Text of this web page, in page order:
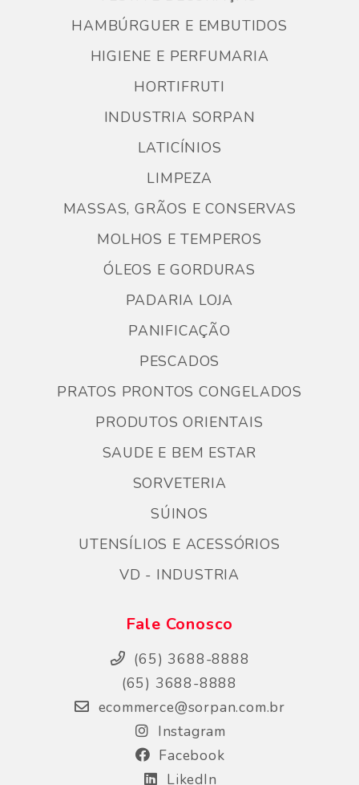
HAMBÚRGUER E EMBUTIDOS
HIGIENE E PERFUMARIA
HORTIFRUTI
INDUSTRIA SORPAN
LATICÍNIOS
LIMPEZA
MASSAS, GRÃOS E CONSERVAS
MOLHOS E TEMPEROS
ÓLEOS E GORDURAS
PADARIA LOJA
PANIFICAÇÃO
PESCADOS
PRATOS PRONTOS CONGELADOS
PRODUTOS ORIENTAIS
SAUDE E BEM ESTAR
SORVETERIA
SÚINOS
UTENSÍLIOS E ACESSÓRIOS
VD - INDUSTRIA
Fale Conosco
(65) 3688-8888
(65) 3688-8888
ecommerce@sorpan.com.br
Instagram
Facebook
LikedIn